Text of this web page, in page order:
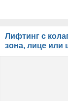
Лифтинг с
зона, лице или